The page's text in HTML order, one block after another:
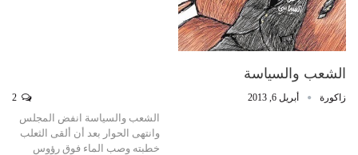
الشعب والسياسة
زاكورة أبريل 6, 2013
الشعب والسياسة انفض المجلس
وانتهى الحوار بعد أن ألقى الثعلب
خطبته وصب الماء فوق رؤوس